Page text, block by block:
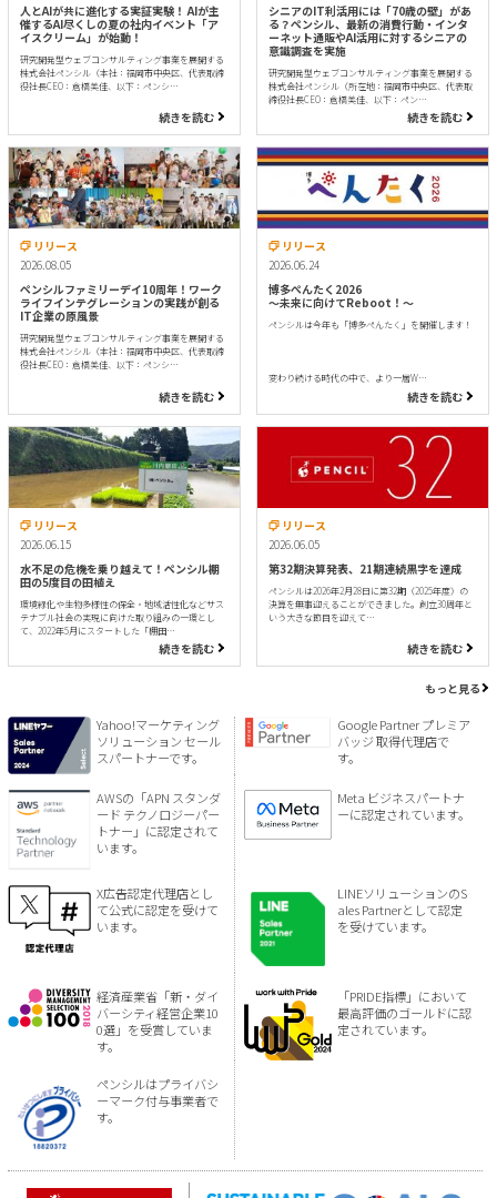
人とAIが共に進化する実証実験！ AIが主
催するAI尽くしの夏の社内イベント「ア
イスクリーム」が始動！
研究開発型ウェブコンサルティング事業を展開する
株式会社ペンシル（本社：福岡市中央区、代表取締
役社長CEO：倉橋美佳、以下：ペンシ…
続きを読む
シニアのIT利活用には「70歳の壁」があ
る？ペンシル、最新の消費行動・インタ
ーネット通販やAI活用に対するシニアの
意識調査を実施
研究開発型ウェブコンサルティング事業を展開する
株式会社ペンシル（所在地：福岡市中央区、代表取
締役社長CEO：倉橋美佳、以下：ペン…
続きを読む
リリース
2026.08.05
ペンシルファミリーデイ10周年！ワーク
ライフインテグレーションの実践が創る
IT企業の原風景
研究開発型ウェブコンサルティング事業を展開する
株式会社ペンシル（本社：福岡市中央区、代表取締
役社長CEO：倉橋美佳、以下：ペンシ…
続きを読む
リリース
2026.06.24
博多ぺんたく2026
〜未来に向けてReboot！〜
ペンシルは今年も「博多ぺんたく」を開催します！
変わり続ける時代の中で、より一層W…
続きを読む
リリース
2026.06.15
水不足の危機を乗り越えて！ペンシル棚
田の5度目の田植え
環境緑化や生物多様性の保全・地域活性化などサス
テナブル社会の実現に向けた取り組みの一環とし
て、2022年5月にスタートした「棚田…
続きを読む
リリース
2026.06.05
第32期決算発表、21期連続黒字を達成
ペンシルは2026年2月28日に第32期（2025年度）の
決算を無事迎えることができました。創立30周年と
いう大きな節目を迎えて…
続きを読む
もっと見る
Yahoo!マーケティング
ソリューション セール
スパートナーです。
Google Partner プレミア
バッジ 取得代理店で
す。
AWSの「APN スタンダ
ード テクノロジーパー
トナー」に認定されて
います。
Meta ビジネスパートナ
ーに認定されています。
X広告認定代理店とし
て公式に認定を受けて
います。
LINEソリューションのS
ales Partnerとして認定
を受けています。
経済産業省「新・ダイ
バーシティ経営企業10
0選」を受賞していま
す。
「PRIDE指標」において
最高評価のゴールドに認
定されています。
ペンシルはプライバシ
ーマーク付与事業者で
す。